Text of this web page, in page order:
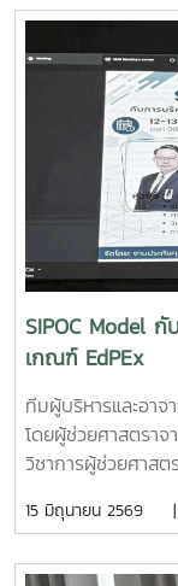
เหนือ) จังหวัดเชีย
ใช้เทคโนโลยี
ปริญญาโท คณะวิศ
ด่านกระโทกนักศึ
เกษตร• นายตัน
บริหารธุรกิจ•
Ramisettyนักศึก
ปรึกษารองศาสต
อุตสาหกรรมเกษต
2026 เป็นเวทีสำ
นวัตกรรมและการเ
นักศึกษาได้นำเสน
พัฒนาเชิงพาณิชย์ใ
คัดเลือกให้พัฒนาผ
Demo Day ระหว่
สยามพารากอน กรุ
ไปคณะวิศวกรรมแล
นักศึกษา ที่สามารถ
SIPOC Model กั
เกณฑ์ EdPEx
ทีมผู้บริหารและอา
โดยผู้ช่วยศาสตรา
วิชาการผู้ช่วยศาส
ดร.พิไลวรรณ พรป
หลักสูตรวิศวกรรม
15 มิถุนายน